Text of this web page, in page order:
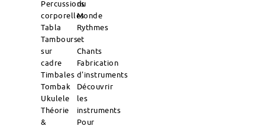
Percussions
corporelles
Tabla
Tambours
sur
cadre
Timbales
Tombak
Ukulele
Théorie
&
du
Monde
Rythmes
et
Chants
Fabrication
d'instruments
Découvrir
les
instruments
Pour